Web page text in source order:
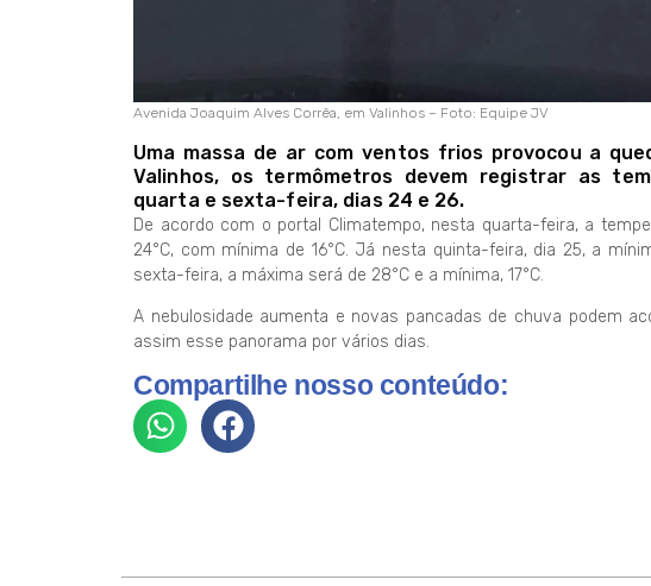
Avenida Joaquim Alves Corrêa, em Valinhos – Foto: Equipe JV
Uma massa de ar com ventos frios provocou a
Valinhos, os termômetros devem registrar as
quarta e sexta-feira, dias 24 e 26.
De acordo com o portal Climatempo, nesta quarta-feira, a
24°C, com mínima de 16°C. Já nesta quinta-feira, dia 25, a
sexta-feira, a máxima será de 28°C e a mínima, 17°C.
A nebulosidade aumenta e novas pancadas de chuva podem
assim esse panorama por vários dias.
Compartilhe nosso conteúdo: